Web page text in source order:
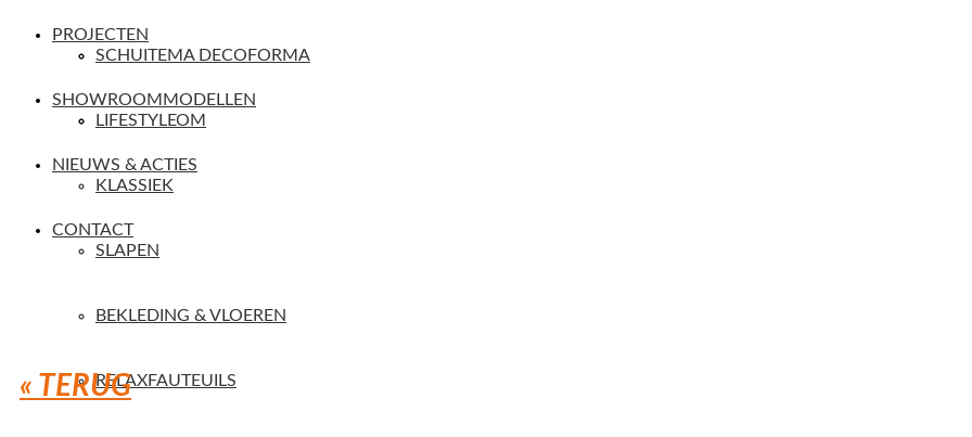
SERVICE
SHOWROOM
SCHUITEMA DECOFORMA
LIFESTYLE
KLASSIEK
SLAPEN
BEKLEDING & VLOEREN
RELAXFAUTEUILS
PROJECTEN
SHOWROOMMODELLEN
NIEUWS & ACTIES
CONTACT
« TERUG